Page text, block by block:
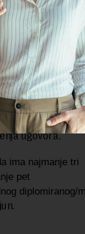
miliona dinara
ostalog
sa sličnim
paketu, odabir
i pribavljanje
sistema.
ugovora.
ima najmanje tri
pet
diplomiranog/